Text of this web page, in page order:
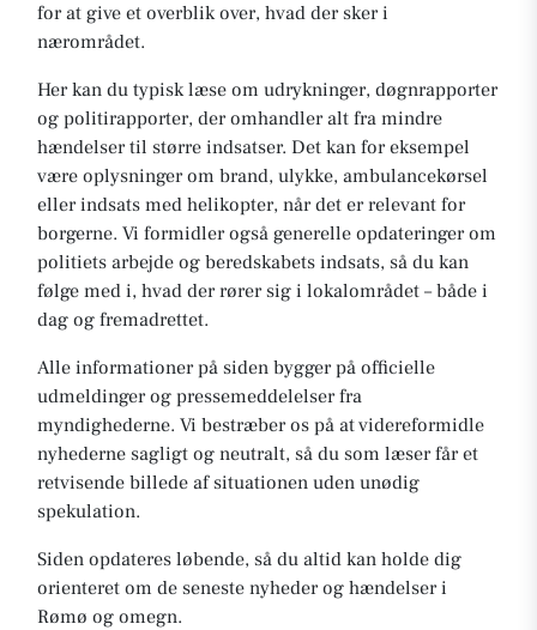
for at give et overblik over, hvad der sker i
nærområdet.
Her kan du typisk læse om udrykninger, døgnrapporter
og politirapporter, der omhandler alt fra mindre
hændelser til større indsatser. Det kan for eksempel
være oplysninger om brand, ulykke, ambulancekørsel
eller indsats med helikopter, når det er relevant for
borgerne. Vi formidler også generelle opdateringer om
politiets arbejde og beredskabets indsats, så du kan
følge med i, hvad der rører sig i lokalområdet – både i
dag og fremadrettet.
Alle informationer på siden bygger på officielle
udmeldinger og pressemeddelelser fra
myndighederne. Vi bestræber os på at videreformidle
nyhederne sagligt og neutralt, så du som læser får et
retvisende billede af situationen uden unødig
spekulation.
Siden opdateres løbende, så du altid kan holde dig
orienteret om de seneste nyheder og hændelser i
Rømø og omegn.